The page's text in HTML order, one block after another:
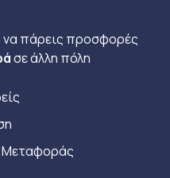
να πάρεις προσφορές
σε άλλη πόλη
Μεταφοράς